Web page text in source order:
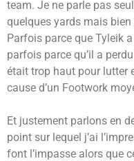
team. Je ne parle pas
quelques yards mais
Parfois parce que Tyleik
parfois parce qu’il a
était trop haut pour lutter
cause d’un Footwork
Et justement parlons en
point sur lequel j’ai
font l’impasse alors que